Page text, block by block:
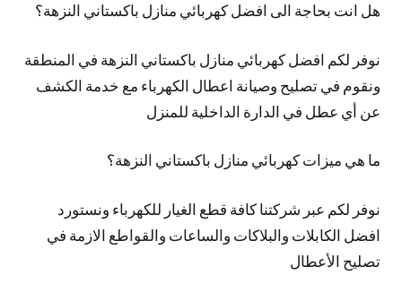
هل انت بحاجة الى افضل كهربائي منازل باكستاني النزهة؟
نوفر لكم افضل كهربائي منازل باكستاني النزهة في المنطقة
ونقوم في تصليح وصيانة اعطال الكهرباء مع خدمة الكشف
عن أي عطل في الدارة الداخلية للمنزل
ما هي ميزات كهربائي منازل باكستاني النزهة؟
نوفر لكم عبر شركتنا كافة قطع الغيار للكهرباء ونستورد
افضل الكابلات والبلاكات والساعات والقواطع الازمة في
تصليح الأعطال